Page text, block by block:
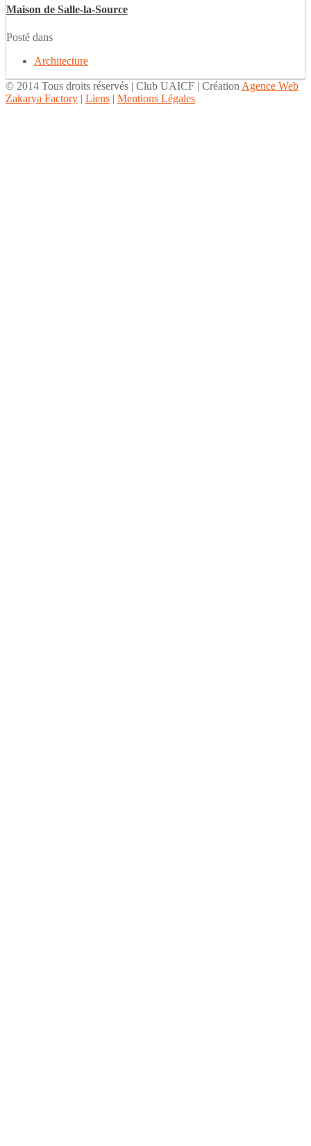
Maison de Salle-la-Source
Posté dans
Architecture
© 2014 Tous droits réservés | Club UAICF | Création Agence Web
Zakarya Factory | Liens | Mentions Légales